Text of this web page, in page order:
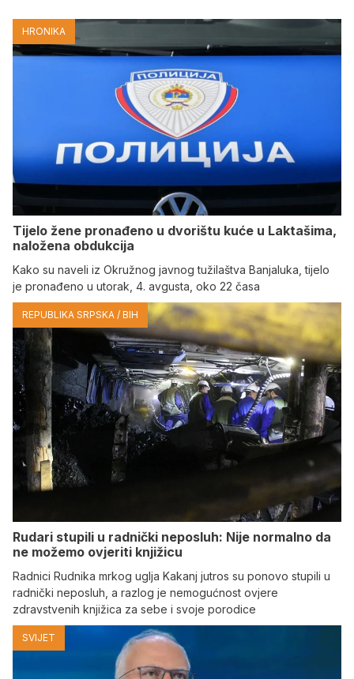
HRONIKA
Tijelo žene pronađeno u dvorištu kuće u Laktašima,
naložena obdukcija
Kako su naveli iz Okružnog javnog tužilaštva Banjaluka, tijelo
je pronađeno u utorak, 4. avgusta, oko 22 časa
REPUBLIKA SRPSKA / BIH
Rudari stupili u radnički neposluh: Nije normalno da
ne možemo ovjeriti knjižicu
Radnici Rudnika mrkog uglja Kakanj jutros su ponovo stupili u
radnički neposluh, a razlog je nemogućnost ovjere
zdravstvenih knjižica za sebe i svoje porodice
SVIJET